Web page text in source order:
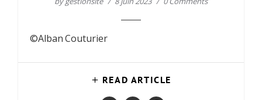
©Alban Couturier
READ ARTICLE